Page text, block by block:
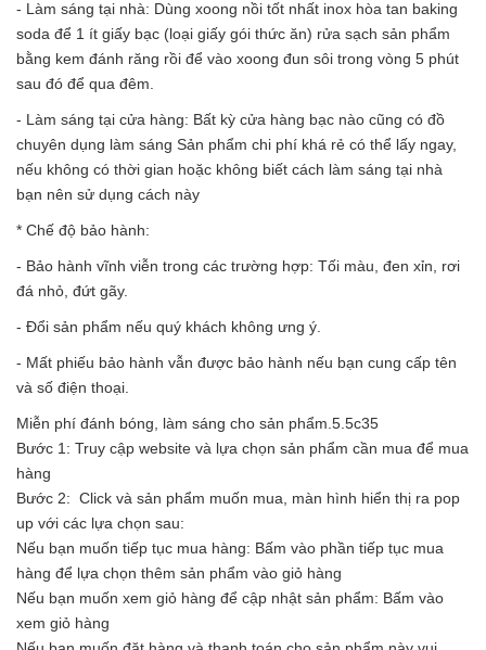
- Làm sáng tại nhà: Dùng xoong nồi tốt nhất inox hòa tan baking
soda để 1 ít giấy bạc (loại giấy gói thức ăn) rửa sạch sản phẩm
bằng kem đánh răng rồi để vào xoong đun sôi trong vòng 5 phút
sau đó để qua đêm.
- Làm sáng tại cửa hàng: Bất kỳ cửa hàng bạc nào cũng có đồ
chuyên dụng làm sáng Sản phẩm chi phí khá rẻ có thể lấy ngay,
nếu không có thời gian hoặc không biết cách làm sáng tại nhà
bạn nên sử dụng cách này
* Chế độ bảo hành:
- Bảo hành vĩnh viễn trong các trường hợp: Tối màu, đen xỉn, rơi
đá nhỏ, đứt gãy.
- Đổi sản phẩm nếu quý khách không ưng ý.
- Mất phiếu bảo hành vẫn được bảo hành nếu bạn cung cấp tên
và số điện thoại.
Miễn phí đánh bóng, làm sáng cho sản phẩm.5.5c35
Bước 1: Truy cập website và lựa chọn sản phẩm cần mua để mua
hàng
Bước 2: Click và sản phẩm muốn mua, màn hình hiển thị ra pop
up với các lựa chọn sau:
Nếu bạn muốn tiếp tục mua hàng: Bấm vào phần tiếp tục mua
hàng để lựa chọn thêm sản phẩm vào giỏ hàng
Nếu bạn muốn xem giỏ hàng để cập nhật sản phẩm: Bấm vào
xem giỏ hàng